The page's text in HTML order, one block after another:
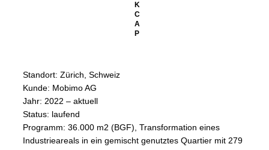
K
C
A
P
Standort: Zürich, Schweiz
​Kunde: Mobimo AG
​Jahr: 2022 – aktuell
​Status: laufend
​Programm: 36.000 m2 (BGF), Transformation eines
Industrieareals in ein gemischt genutztes Quartier mit 279